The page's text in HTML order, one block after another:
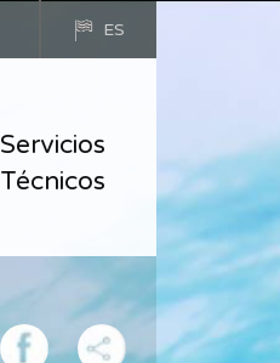
ES
Servicios
Técnicos